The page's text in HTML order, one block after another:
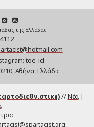
της Ελλάδας
toe_icl
Αθήνα, Ελλάδα
//Νέα|